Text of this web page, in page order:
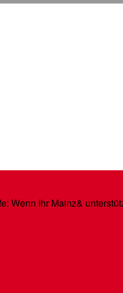
Wenn Ihr Mainz&